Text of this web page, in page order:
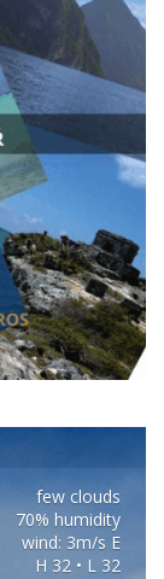
few clouds
70% humidity
wind: 3m/s E
H 32 • L 32